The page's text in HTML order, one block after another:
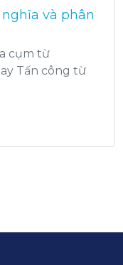
và phân
cụm từ
Tấn công từ